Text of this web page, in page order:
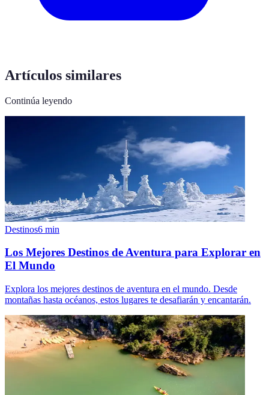
Artículos similares
Continúa leyendo
Destinos6 min
Los Mejores Destinos de Aventura para Explorar en
El Mundo
Explora los mejores destinos de aventura en el mundo. Desde
montañas hasta océanos, estos lugares te desafiarán y encantarán.